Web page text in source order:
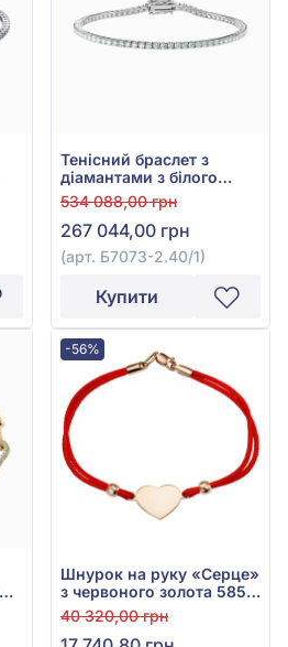
Тенісний браслет з
діамантами з білого
золота 585° з діамантом
3,04ct, арт. Б7073-2.40/1
534 088,00 грн
267 044,00 грн
(арт. Б7073-2.40/1)
Купити
-56%
Шнурок на руку «Серце»
з червоного золота 585°,
без вставки, арт. БС012и
40 320,00 грн